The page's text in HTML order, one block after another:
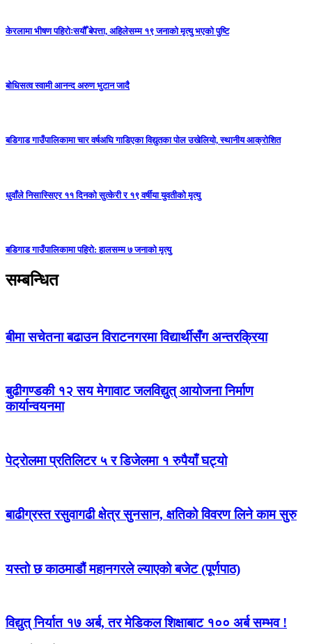
केरलामा भीषण पहिरोःसयौँ बेपत्ता, अहिलेसम्म १९ जनाको मृत्यु भएको पुष्टि
बोधिसत्व स्वामी आनन्द अरुण भुटान जादै
बडिगाड गाउँपालिकामा चार वर्षअघि गाडिएका विद्युतका पोल उखेलियो, स्थानीय आक्रोशित
धुवाँले निसास्सिएर ११ दिनको सुत्केरी र १९ वर्षीया युवतीको मृत्यु
बडिगाड गाउँपालिकामा पहिरो: हालसम्म ७ जनाको मृत्यु
सम्बन्धित
बीमा सचेतना बढाउन विराटनगरमा विद्यार्थीसँग अन्तरक्रिया
बुढीगण्डकी १२ सय मेगावाट जलविद्युत् आयोजना निर्माण
कार्यान्वयनमा
पेट्राेलमा प्रतिलिटर ५ र डिजेलमा १ रुपैयाँ घट्यो
बाढीग्रस्त रसुवागढी क्षेत्र सुनसान, क्षतिको विवरण लिने काम सुरु
यस्तो छ काठमाडौं महानगरले ल्याएको बजेट (पूर्णपाठ)
विद्युत् निर्यात १७ अर्ब, तर मेडिकल शिक्षाबाट १०० अर्ब सम्भव !